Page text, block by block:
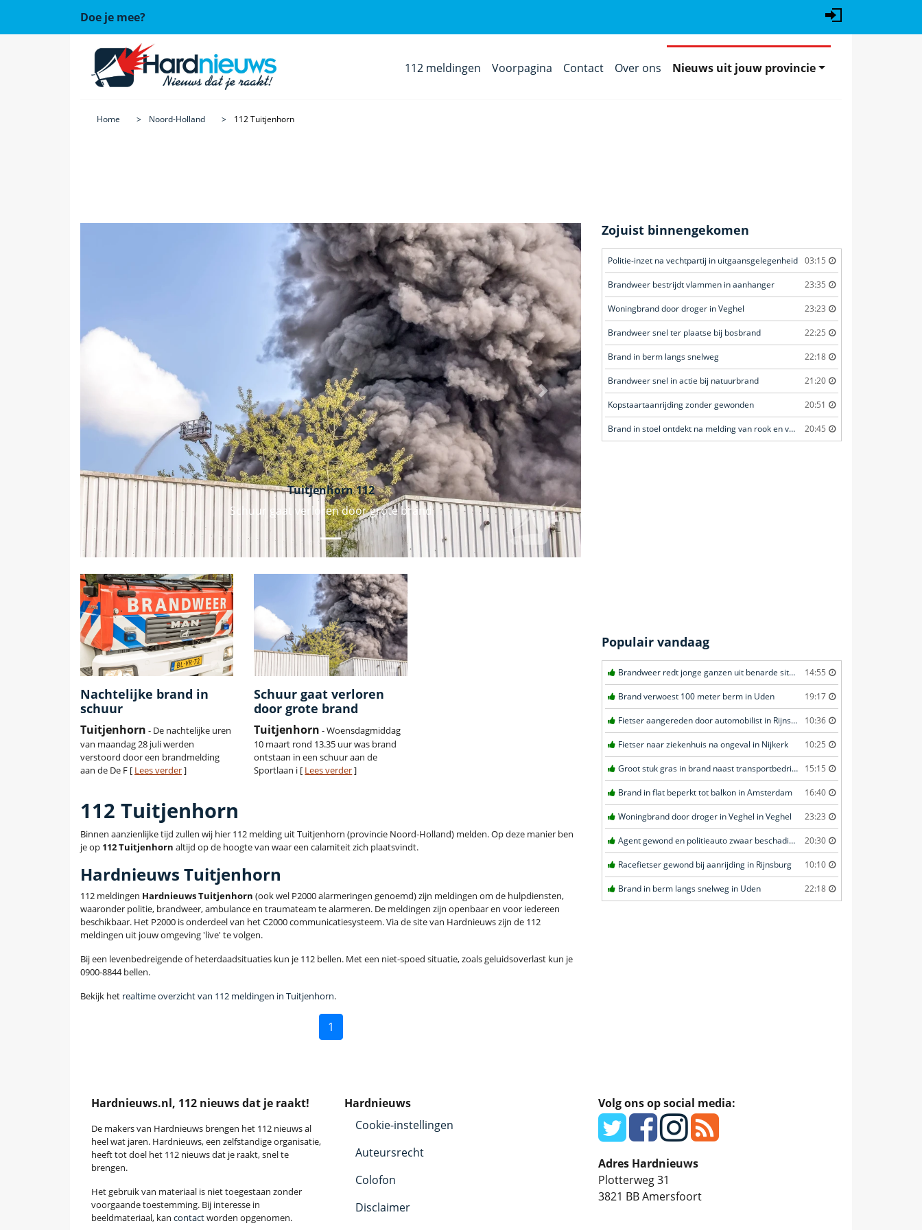
Doe je mee?
112 meldingen Voorpagina Contact Over ons Nieuws uit jouw provincie
Home Noord-Holland 112 Tuitjenhorn
Tuitjenhorn 112
Schuur gaat verloren door grote brand
Volgende
Nachtelijke brand in
schuur
Tuitjenhorn - De nachtelijke uren
van maandag 28 juli werden
verstoord door een brandmelding
aan de De F [ Lees verder]
Schuur gaat verloren
door grote brand
Tuitjenhorn - Woensdagmiddag
10 maart rond 13.35 uur was brand
ontstaan in een schuur aan de
Sportlaan i [ Lees verder]
112 Tuitjenhorn
Binnen aanzienlijke tijd zullen wij hier 112 melding uit Tuitjenhorn (provincie Noord-Holland) melden. Op deze manier ben
je op 112 Tuitjenhorn altijd op de hoogte van waar een calamiteit zich plaatsvindt.
Hardnieuws Tuitjenhorn
112 meldingen Hardnieuws Tuitjenhorn (ook wel P2000 alarmeringen genoemd) zijn meldingen om de hulpdiensten,
waaronder politie, brandweer, ambulance en traumateam te alarmeren. De meldingen zijn openbaar en voor iedereen
beschikbaar. Het P2000 is onderdeel van het C2000 communicatiesysteem. Via de site van Hardnieuws zijn de 112
meldingen uit jouw omgeving 'live' te volgen.
Bij een levenbedreigende of heterdaadsituaties kun je 112 bellen. Met een niet-spoed situatie, zoals geluidsoverlast kun je
0900-8844 bellen.
Bekijk het realtime overzicht van 112 meldingen in Tuitjenhorn.
1
Zojuist binnengekomen
Politie-inzet na vechtpartij in uitgaansgelegenheid 03:15
Brandweer bestrijdt vlammen in aanhanger 23:35
Woningbrand door droger in Veghel 23:23
Brandweer snel ter plaatse bij bosbrand 22:25
Brand in berm langs snelweg 22:18
Brandweer snel in actie bij natuurbrand 21:20
Kopstaartaanrijding zonder gewonden 20:51
Brand in stoel ontdekt na melding van rook en vuurverschijnselen in portiekflat 20:45
Populair vandaag
Brandweer redt jonge ganzen uit benarde situatie in Amersfoort 14:55
Brand verwoest 100 meter berm in Uden 19:17
Fietser aangereden door automobilist in Rijnsburg 10:36
Fietser naar ziekenhuis na ongeval in Nijkerk 10:25
Groot stuk gras in brand naast transportbedrijf in Nieuwegein 15:15
Brand in flat beperkt tot balkon in Amsterdam 16:40
Woningbrand door droger in Veghel in Veghel 23:23
Agent gewond en politieauto zwaar beschadigd tijdens achtervolging in Uden 20:30
Racefietser gewond bij aanrijding in Rijnsburg 10:10
Brand in berm langs snelweg in Uden 22:18
Hardnieuws.nl, 112 nieuws dat je raakt!
De makers van Hardnieuws brengen het 112 nieuws al
heel wat jaren. Hardnieuws, een zelfstandige organisatie,
heeft tot doel het 112 nieuws dat je raakt, snel te
brengen.
Het gebruik van materiaal is niet toegestaan zonder
voorgaande toestemming. Bij interesse in
beeldmateriaal, kan contactworden opgenomen.
Hardnieuws
Cookie-instellingen
Auteursrecht
Colofon
Disclaimer
Volg ons op social media:
Adres Hardnieuws
Plotterweg 31
3821 BBAmersfoort